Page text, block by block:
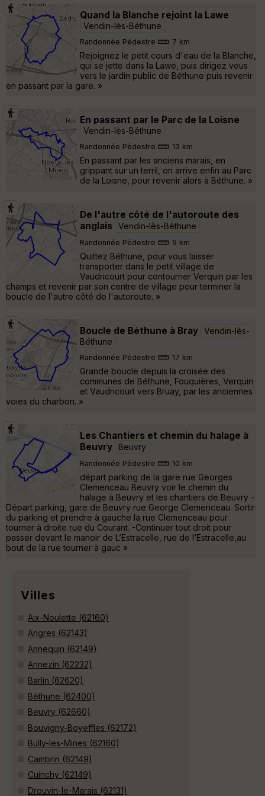
Quand la Blanche rejoint la Lawe
Vendin-lès-Béthune
Randonnée Pédestre 7 km
Rejoignez le petit cours d'eau de la Blanche,
qui se jette dans la Lawe, puis dirigez vous
vers le jardin public de Béthune puis revenir
en passant par la gare. »
En passant par le Parc de la Loisne
Vendin-lès-Béthune
Randonnée Pédestre 13 km
En passant par les anciens marais, en
grippant sur un terril, on arrive enfin au Parc
de la Loisne, pour revenir alors à Béthune. »
De l'autre côté de l'autoroute des
anglais
Vendin-lès-Béthune
Randonnée Pédestre 9 km
Quittez Béthune, pour vous laisser
transporter dans le petit village de
Vaudricourt pour contourner Verquin par les
champs et revenir par son centre de village pour terminer la
boucle de l'autre côté de l'autoroute. »
Boucle de Béthune à Bray Vendin-lès-
Béthune
Randonnée Pédestre 17 km
Grande boucle depuis la croisée des
communes de Béthune, Fouquières, Verquin
et Vaudricourt vers Bruay, par les anciennes
voies du charbon. »
Les Chantiers et chemin du halage à
Beuvry
Beuvry
Randonnée Pédestre 10 km
départ parking de la gare rue Georges
Clemenceau Beuvry voir le chemin du
halage à Beuvry et les chantiers de Beuvry -
Départ parking, gare de Beuvry rue George Clemenceau. Sortir
du parking et prendre à gauche la rue Clemenceau pour
tourner à droite rue du Courant. -Continuer tout droit pour
passer devant le manoir de L’Estracelle, rue de l’Estracelle,au
bout de la rue tourner à gauc »
Villes
Aix-Noulette (62160)
Angres (62143)
Annequin (62149)
Annezin (62232)
Barlin (62620)
Béthune (62400)
Beuvry (62660)
Bouvigny-Boyeffles (62172)
Bully-les-Mines (62160)
Cambrin (62149)
Cuinchy (62149)
Drouvin-le-Marais (62131)